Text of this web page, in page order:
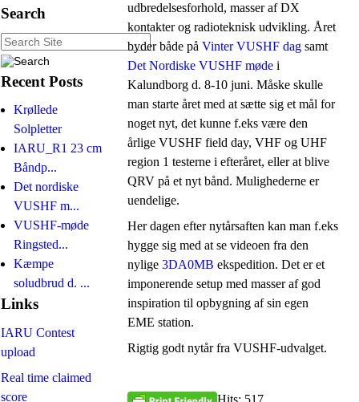
Search
Recent Posts
Krøllede
Solpletter
IARU_R1 23 cm
Båndp...
Det nordiske
VUSHF m...
VUSHF-møde
Ringsted...
Kæmpe
soludbrud d. ...
Links
IARU Contest
upload
Real time claimed
score
udbredelsesforhold, masser af DX
kontakter og radioteknisk udvikling. Året
byder både påVinter VUSHF dag samt
Det Nordiske VUSHF møde i
Kalundborg d. 8-10 juni. Måske skulle
man starte året med at sætte sig et mål for
noget nyt, det kunne f.eks være den
årlige VUSHF field day, VHF og UHF
region 1 testerne i efteråret, eller at blive
QRV på et nyt bånd. Mulighederne er
uendelige.
Her dagen efter nytårsaften kan man f.eks
hygge sig med at se videoen fra den
nylige3DA0MB ekspedition. Det er et
imponerende setup med masser af god
inspiration til opbygning af sin egen
EME station.
Rigtig godt nytår fra VUSHF-udvalget.